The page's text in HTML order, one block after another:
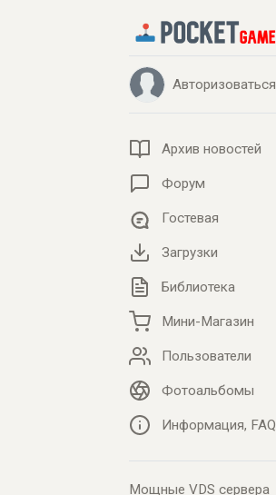
Авторизоваться
Архив новостей
Форум
Гостевая
Загрузки
Библиотека
Мини-Магазин
Пользователи
Фотоальбомы
Информация, FAQ
Мощные VDS сервера